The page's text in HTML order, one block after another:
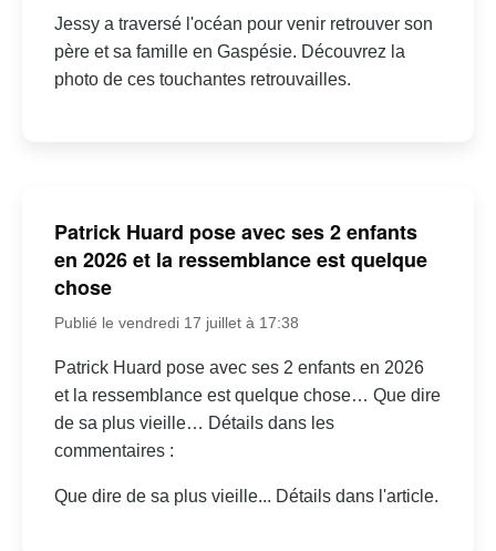
Jessy a traversé l'océan pour venir retrouver son
père et sa famille en Gaspésie. Découvrez la
photo de ces touchantes retrouvailles.
Patrick Huard pose avec ses 2 enfants
en 2026 et la ressemblance est quelque
chose
Publié le vendredi 17 juillet à 17:38
Patrick Huard pose avec ses 2 enfants en 2026
et la ressemblance est quelque chose… Que dire
de sa plus vieille… Détails dans les
commentaires :
Que dire de sa plus vieille... Détails dans l'article.